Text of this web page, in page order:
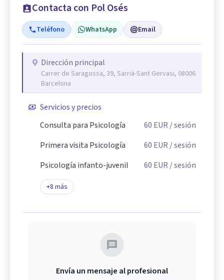
Contacta con Pol Osés
Teléfono WhatsApp Email
Dirección principal
Carrer de Saragossa, 39, Sarrià-Sant Gervasi, 08006
Barcelona
Servicios y precios
Consulta para Psicología
60 EUR / sesión
Primera visita Psicología
60 EUR / sesión
Psicología infanto-juvenil
60 EUR / sesión
+8 más
Envía un mensaje al profesional